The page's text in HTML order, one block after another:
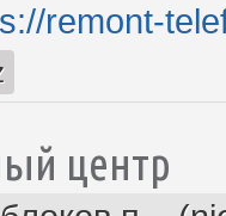
remont-
центр